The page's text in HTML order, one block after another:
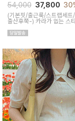
54,000 37,800
(기본핏/출근룩/스트랩세
출산후쭉-) 카라가 없는 스
린넨이 함유되어 있어 통기